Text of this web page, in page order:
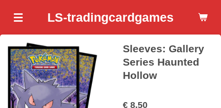
direct
naar
de
hoofdinhoud
LS-tradingcardgames
Sleeves: Gallery
Series Haunted
Hollow
€ 8,50